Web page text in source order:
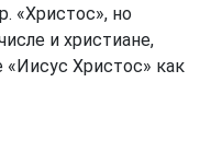
«Христос», но
и христиане,
Христос» как